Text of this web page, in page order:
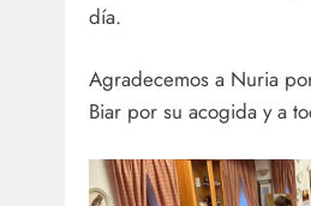
día.
Agradecemos a Nuria
Biar por su acogida y a